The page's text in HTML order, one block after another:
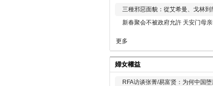
三種邪惡面貌：從艾希曼、戈林到
新春聚会不被政府允許 天安门母
更多
婦女權益
RFA访谈张菁/易富贤：为何中国